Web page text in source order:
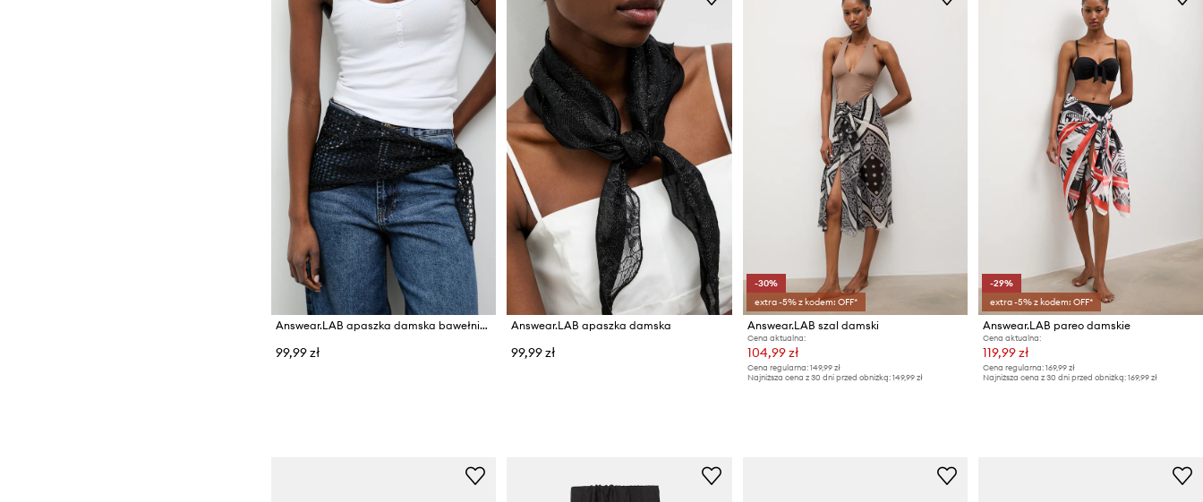
Answear.LAB apaszka damska bawełniana
99,99 zł
Answear.LAB apaszka damska
99,99 zł
-30%
extra -5% z kodem: OFF*
Answear.LAB szal damski
Cena aktualna:
104,99 zł
Cena regularna: 149,99 zł
Najniższa cena z 30 dni przed obniżką: 149,99 zł
-29%
extra -5% z kodem: OFF*
Answear.LAB pareo damskie
Cena aktualna:
119,99 zł
Cena regularna: 169,99 zł
Najniższa cena z 30 dni przed obniżką: 169,99 zł